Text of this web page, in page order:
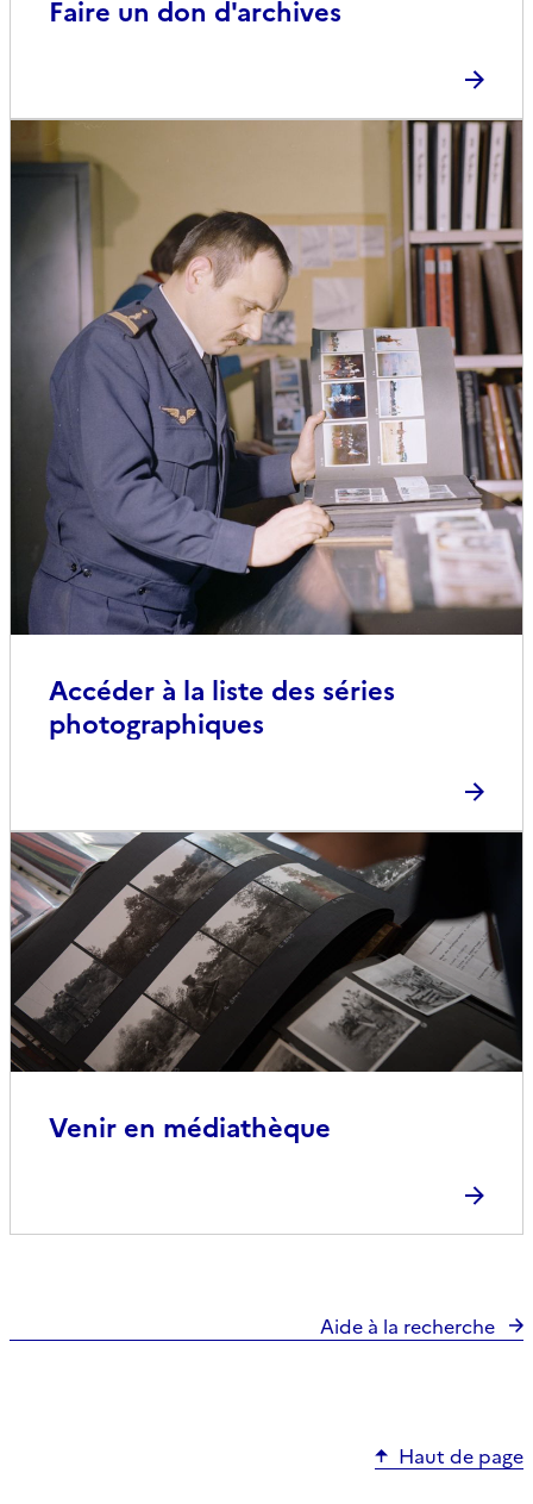
Faire un don d'archives
Accéder à la liste des séries
photographiques
Venir en médiathèque
Aide à la recherche
Haut de page